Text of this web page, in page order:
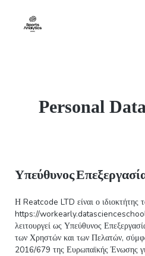
Sign
Personal
Υπεύθυνος
Η Reatcode LTD είναι ο ιδιοκτήτης
https://
λειτουργεί ως Υπεύθυνος
των Χρηστών και των Πελατών,
2016/679 της Ευρωπαϊκής Ένωσης